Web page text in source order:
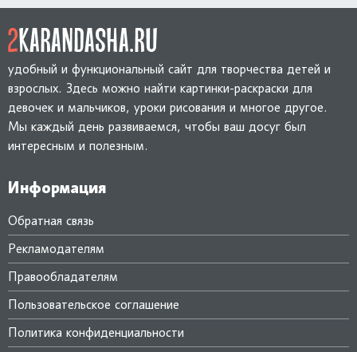
удобный и функциональный сайт для творчества детей и
взрослых. Здесь можно найти картинки-раскраски для
девочек и мальчиков, уроки рисования и многое другое.
Мы каждый день развиваемся, чтобы ваш досуг был
интересным и полезным.
Информация
Обратная связь
Рекламодателям
Правообладателям
Пользовательское соглашение
Политика конфиденциальности